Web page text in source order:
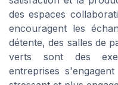
des espaces
encouragent les
détente, des salles de
verts sont des
entreprises